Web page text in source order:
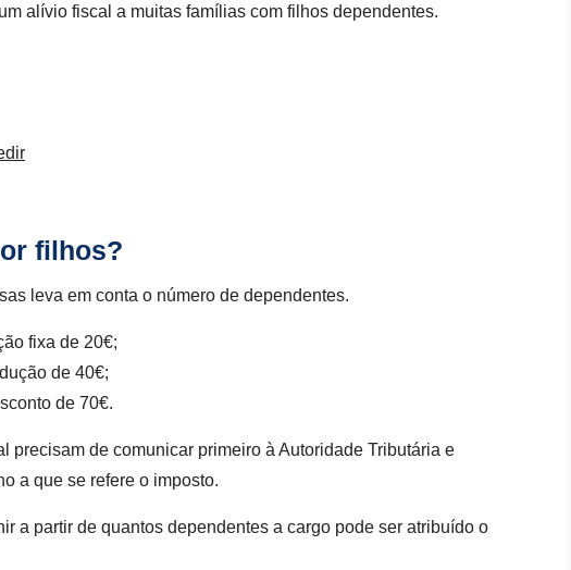
alívio fiscal a muitas famílias com filhos dependentes.
filhos?
leva em conta o número de dependentes.
fixa de 20€;
de 40€;
de 70€.
precisam de comunicar primeiro à Autoridade Tributária e
a que se refere o imposto.
a partir de quantos dependentes a cargo pode ser atribuído o